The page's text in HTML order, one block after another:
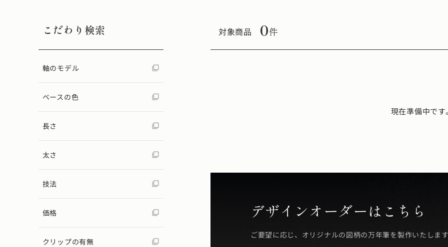
こだわり検索
軸のモデル
ベースの色
長さ
太さ
技法
価格
クリップの有無
対象商品 0件
現在準備中です
デザインオーダーはこちら
ご要望に応じ、オリジナルの図柄の万年筆を製作いたしま